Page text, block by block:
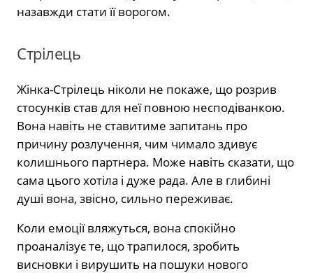
назавжди стати її ворогом.
Стрілець
Жінка-Стрілець ніколи не покаже, що розрив
стосунків став для неї повною несподіванкою.
Вона навіть не ставитиме запитань про
причину розлучення, чим чимало здивує
колишнього партнера. Може навіть сказати, що
сама цього хотіла і дуже рада. Але в глибині
душі вона, звісно, ​​сильно переживає.
Коли емоції вляжуться, вона спокійно
проаналізує те, що трапилося, зробить
висновки і вирушить на пошуки нового